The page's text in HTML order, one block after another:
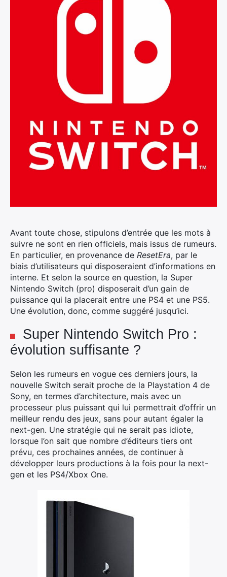
Avant toute chose, stipulons d’entrée que les mots à
suivre ne sont en rien officiels, mais issus de rumeurs.
En particulier, en provenance de ResetEra, par le
biais d’utilisateurs qui disposeraient d’informations en
interne. Et selon la source en question, la Super
Nintendo Switch (pro) disposerait d’un gain de
puissance qui la placerait entre une PS4 et une PS5.
Une évolution, donc, comme suggéré jusqu’ici.
Super Nintendo Switch Pro :
évolution suffisante ?
Selon les rumeurs en vogue ces derniers jours, la
nouvelle Switch serait proche de la Playstation 4 de
Sony, en termes d’architecture, mais avec un
processeur plus puissant qui lui permettrait d’offrir un
meilleur rendu des jeux, sans pour autant égaler la
next-gen. Une stratégie qui ne serait pas idiote,
lorsque l’on sait que nombre d’éditeurs tiers ont
prévu, ces prochaines années, de continuer à
développer leurs productions à la fois pour la next-
gen et les PS4/Xbox One.